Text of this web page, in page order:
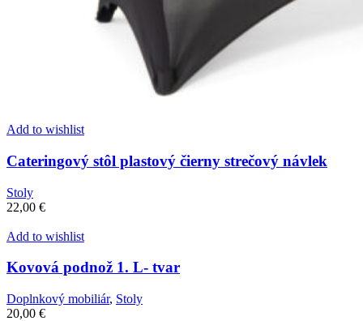
Add to wishlist
Cateringový stôl plastový čierny strečový návlek
Stoly
22,00 €
Add to wishlist
Kovová podnož 1. L- tvar
Doplnkový mobiliár, Stoly
20,00 €